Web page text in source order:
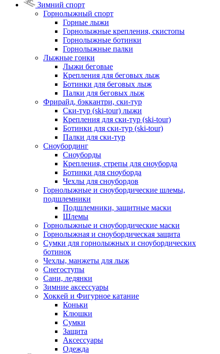
Зимний спорт
Горнолыжный спорт
Горные лыжи
Горнолыжные крепления, скистопы
Горнолыжные ботинки
Горнолыжные палки
Лыжные гонки
Лыжи беговые
Крепления для беговых лыж
Ботинки для беговых лыж
Палки для беговых лыж
Фрирайд, бэккантри, ски-тур
Ски-тур (ski-tour) лыжи
Крепления для ски-тур (ski-tour)
Ботинки для ски-тур (ski-tour)
Палки для ски-тур
Сноубординг
Сноуборды
Крепления, стрепы для сноуборда
Ботинки для сноуборда
Чехлы для сноубордов
Горнолыжные и сноубордические шлемы,
подшлемники
Подшлемники, защитные маски
Шлемы
Горнолыжные и сноубордические маски
Горнолыжная и сноубордическая защита
Сумки для горнолыжных и сноубордических
ботинок
Чехлы, манжеты для лыж
Снегоступы
Сани, ледянки
Зимние аксессуары
Хоккей и Фигурное катание
Коньки
Клюшки
Сумки
Защита
Аксессуары
Одежда